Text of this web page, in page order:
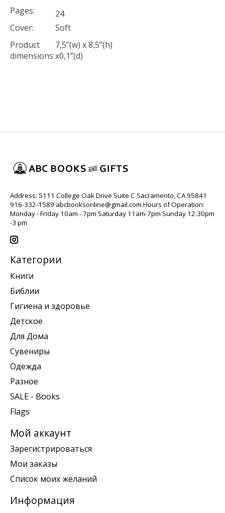
Pages:
24
Cover:
Soft
Product
dimensions:
7,5’’(w) x 8,5”(h)
x0,1”(d)
Address: 5111 College Oak Drive Suite C Sacramento, CA 95841
916-332-1589 abcbooksonline@gmail.com Hours of Operation:
Monday - Friday 10am - 7pm Saturday 11am-7pm Sunday 12:30pm
-3 pm
Категории
Книги
Библии
Гигиена и здоровье
Детское
Для Дома
Сувениры
Одежда
Разное
SALE - Books
Flags
Мой аккаунт
Зарегистрироваться
Мои заказы
Список моих желаний
Информация